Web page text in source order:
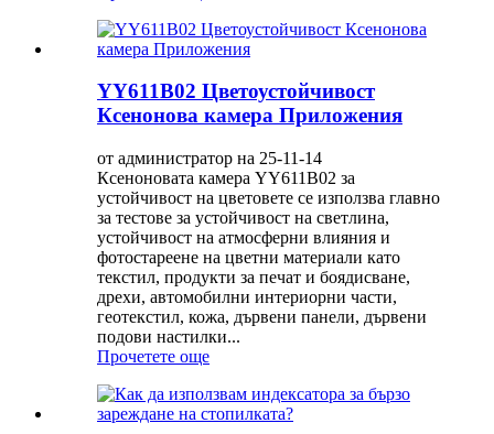
YY611B02 Цветоустойчивост
Ксенонова камера Приложения
от администратор на 25-11-14
Ксеноновата камера YY611B02 за
устойчивост на цветовете се използва главно
за тестове за устойчивост на светлина,
устойчивост на атмосферни влияния и
фотостареене на цветни материали като
текстил, продукти за печат и боядисване,
дрехи, автомобилни интериорни части,
геотекстил, кожа, дървени панели, дървени
подови настилки...
Прочетете още